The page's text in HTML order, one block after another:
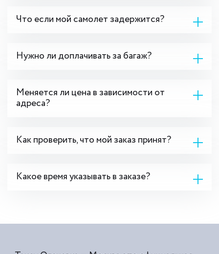
Что если мой самолет задержится?
Нужно ли доплачивать за багаж?
Меняется ли цена в зависимости от
адреса?
Как проверить, что мой заказ принят?
Какое время указывать в заказе?